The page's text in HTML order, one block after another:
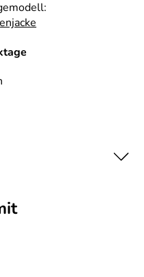
Regenjacke,